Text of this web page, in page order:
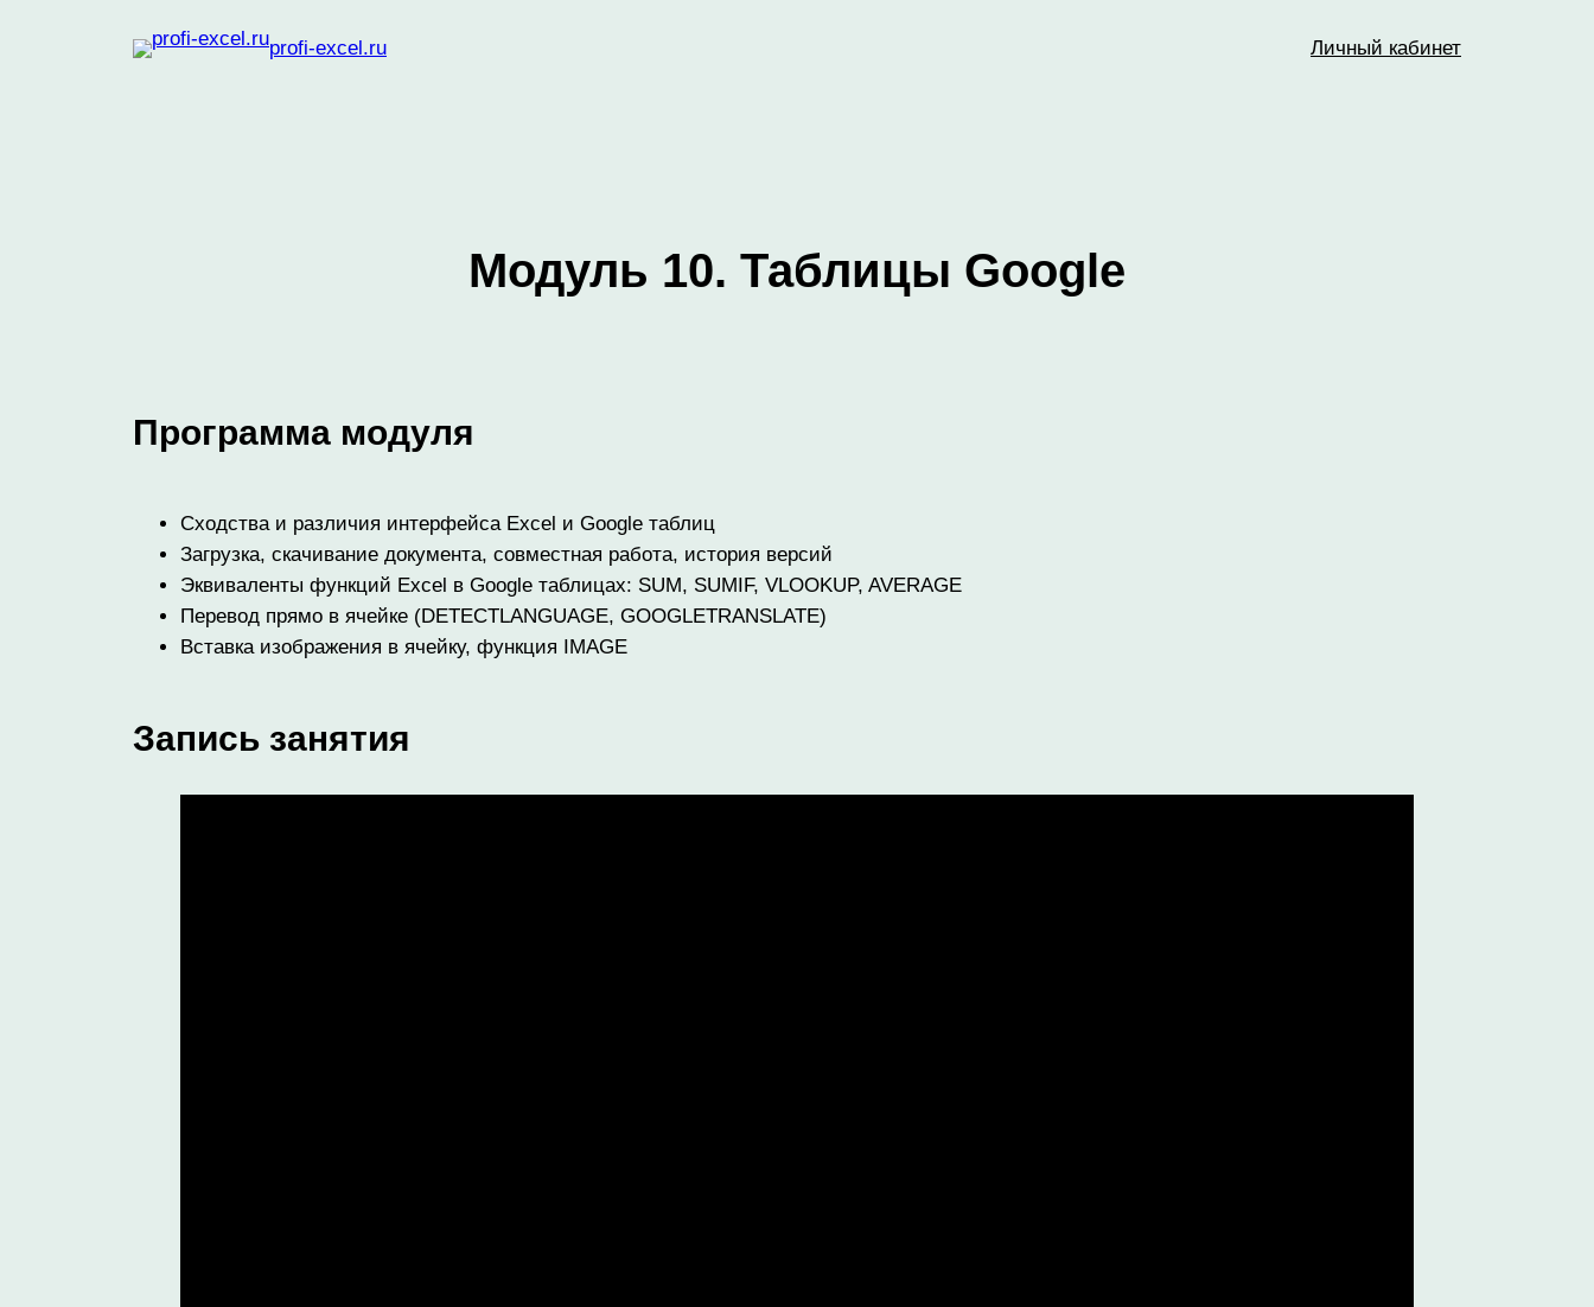
profi-excel.ru Личный кабинет
Модуль 10. Таблицы Google
Программа модуля
Сходства и различия интерфейса Excel и Google таблиц
Загрузка, скачивание документа, совместная работа, история версий
Эквиваленты функций Excel в Google таблицах: SUM, SUMIF, VLOOKUP, AVERAGE
Перевод прямо в ячейке (DETECTLANGUAGE, GOOGLETRANSLATE)
Вставка изображения в ячейку, функция IMAGE
Запись занятия